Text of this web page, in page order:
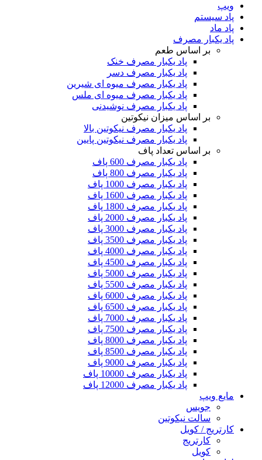
ویپ
پاد سیستم
پاد ماد
پاد یکبار مصرف
بر اساس طعم
پاد یکبار مصرف خنک
پاد یکبار مصرف دسر
پاد یکبار مصرف میوه ای شیرین
پاد یکبار مصرف میوه ای ملس
پاد یکبار مصرف نوشیدنی
بر اساس میزان نیکوتین
پاد یکبار مصرف نیکوتین بالا
پاد یکبار مصرف نیکوتین پایین
بر اساس تعداد پاف
پاد یکبار مصرف 600 پاف
پاد یکبار مصرف 800 پاف
پاد یکبار مصرف 1000 پاف
پاد یکبار مصرف 1600 پاف
پاد یکبار مصرف 1800 پاف
پاد یکبار مصرف 2000 پاف
پاد یکبار مصرف 3000 پاف
پاد یکبار مصرف 3500 پاف
پاد یکبار مصرف 4000 پاف
پاد یکبار مصرف 4500 پاف
پاد یکبار مصرف 5000 پاف
پاد یکبار مصرف 5500 پاف
پاد یکبار مصرف 6000 پاف
پاد یکبار مصرف 6500 پاف
پاد یکبار مصرف 7000 پاف
پاد یکبار مصرف 7500 پاف
پاد یکبار مصرف 8000 پاف
پاد یکبار مصرف 8500 پاف
پاد یکبار مصرف 9000 پاف
پاد یکبار مصرف 10000 پاف
پاد یکبار مصرف 12000 پاف
مایع ویپ
جویس
سالت نیکوتین
کارتریج / کویل
کارتریج
کویل